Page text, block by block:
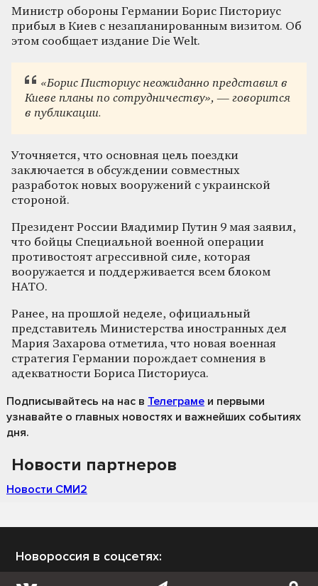
Министр обороны Германии Борис Писториус
прибыл в Киев с незапланированным визитом. Об
этом сообщает издание Die Welt.
«Борис Писториус неожиданно представил в
Киеве планы по сотрудничеству», — говорится
в публикации.
Уточняется, что основная цель поездки
заключается в обсуждении совместных
разработок новых вооружений с украинской
стороной.
Президент России Владимир Путин 9 мая заявил,
что бойцы Специальной военной операции
противостоят агрессивной силе, которая
вооружается и поддерживается всем блоком
НАТО.
Ранее, на прошлой неделе, официальный
представитель Министерства иностранных дел
Мария Захарова отметила, что новая военная
стратегия Германии порождает сомнения в
адекватности Бориса Писториуса.
Подписывайтесь на нас в Телеграме и первыми
узнавайте о главных новостях и важнейших событиях
дня.
Новости партнеров
Новости СМИ2
Новороссия в соцсетях: